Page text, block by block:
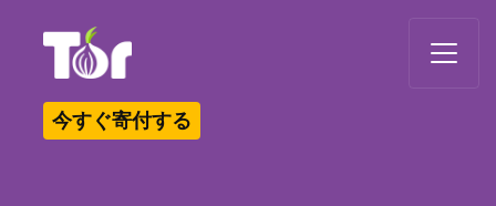
今すぐ寄付する